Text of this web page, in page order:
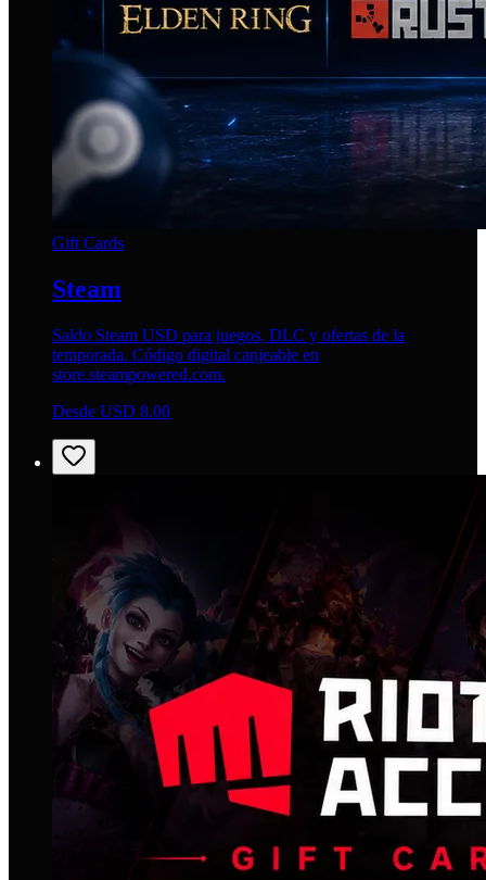
Gift Cards
Steam
Saldo Steam USD para juegos, DLC y ofertas de la
temporada. Código digital canjeable en
store.steampowered.com.
Desde USD 8.00